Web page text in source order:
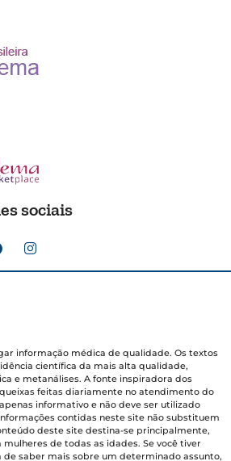
sociais
informação médica de qualidade. Os textos
científica da mais alta qualidade,
e metanálises. A fonte inspiradora dos
feitas diariamente no atendimento do
informativo e não deve ser utilizado
contidas neste site não substituem
deste site destina-se principalmente,
mulheres de todas as idades. Se você tiver
saber mais sobre um determinado assunto,